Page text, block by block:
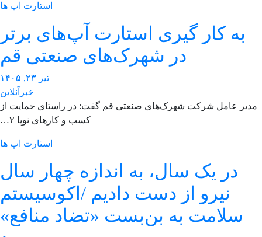
استارت اپ ها
به کار گیری استارت آپ‌های برتر
در شهرک‌های صنعتی قم
تیر ۲۳, ۱۴۰۵
خبرآنلاین
عامل شرکت شهرک‌های صنعتی قم گفت: در راستای حمایت از
کسب و کارهای نوپا ۲…
استارت اپ ها
در یک سال، به اندازه چهار سال
نیرو از دست دادیم /اکوسیستم
سلامت به بن‌بست «تضاد منافع»